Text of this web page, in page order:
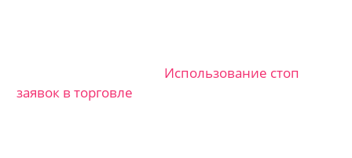
Использование стоп
заявок в торговле